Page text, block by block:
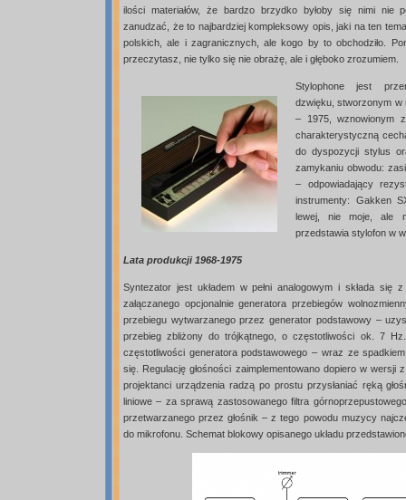
ilości materiałów, że bardzo brzydko byłoby się nimi nie
zanudzać, że to najbardziej kompleksowy opis, jaki na ten
polskich, ale i zagranicznych, ale kogo by to obchodziło.
przeczytasz, nie tylko się nie obrażę, ale i głęboko zrozumiem.
Stylophone jest
dzwięku, stworzonym w
– 1975, wznowionym
charakterystyczną
do dyspozycji stylus
zamykaniu obwodu:
– odpowiadający
instrumenty: Gakken
lewej, nie moje, ale
przedstawia stylofon w
Lata produkcji 1968-1975
Syntezator jest układem w pełni analogowym i składa się
załączanego opcjonalnie generatora przebiegów
przebiegu wytwarzanego przez generator podstawowy –
przebieg zbliżony do trójkątnego, o częstotliwości ok. 7
częstotliwości generatora podstawowego – wraz ze
się. Regulację głośności zaimplementowano dopiero w
projektanci urządzenia radzą po prostu przysłaniać ręką
liniowe – za sprawą zastosowanego filtra
przetwarzanego przez głośnik – z tego powodu muzycy
do mikrofonu. Schemat blokowy opisanego układu